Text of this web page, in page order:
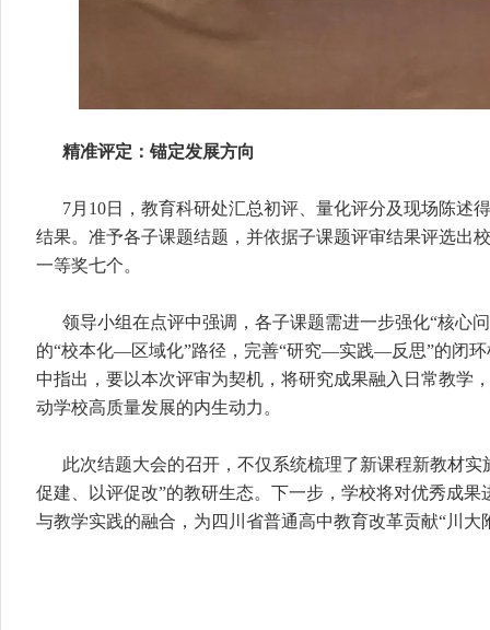
精准评定：锚定发展方向
7月10日，教育科研处汇总初评、量化评分及现场陈述
结果。准予各子课题结题，并依据子课题评审结果评选出
一等奖七个。
领导小组在点评中强调，各子课题需进一步强化“核心
的“校本化—区域化”路径，完善“研究—实践—反思”的闭
中指出，要以本次评审为契机，将研究成果融入日常教学
动学校高质量发展的内生动力。
此次结题大会的召开，不仅系统梳理了新课程新教材
促建、以评促改”的教研生态。下一步，学校将对优秀成
与教学实践的融合，为四川省普通高中教育改革贡献“川大